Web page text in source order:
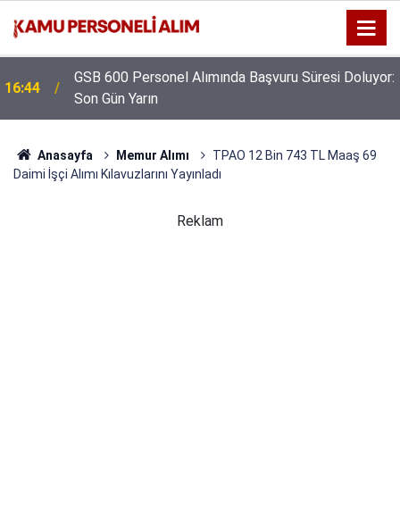
16:44
GSB 600 Personel Alımında Başvuru Süresi Doluyor:
Son Gün Yarın
Anasayfa Memur Alımı
TPAO 12 Bin 743 TL Maaş 69
Daimi İşçi Alımı Kılavuzlarını Yayınladı
Reklam